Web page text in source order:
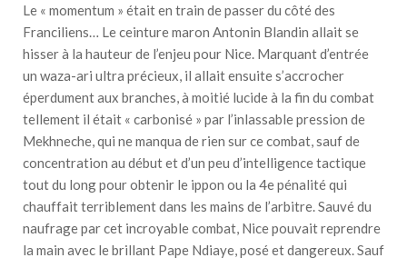
Le « momentum » était en train de passer du côté des
Franciliens… Le ceinture maron Antonin Blandin allait se
hisser à la hauteur de l’enjeu pour Nice. Marquant d’entrée
un waza-ari ultra précieux, il allait ensuite s’accrocher
éperdument aux branches, à moitié lucide à la fin du combat
tellement il était « carbonisé » par l’inlassable pression de
Mekhneche, qui ne manqua de rien sur ce combat, sauf de
concentration au début et d’un peu d’intelligence tactique
tout du long pour obtenir le ippon ou la 4e pénalité qui
chauffait terriblement dans les mains de l’arbitre. Sauvé du
naufrage par cet incroyable combat, Nice pouvait reprendre
la main avec le brillant Pape Ndiaye, posé et dangereux. Sauf